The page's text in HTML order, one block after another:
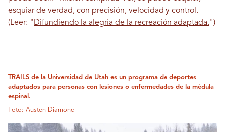
esquiar de verdad, con precisión, velocidad y control.
(Leer: " Difundiendo la alegría de la recreación adaptada.")
TRAILS de la Universidad de Utah es un programa de deportes
adaptados para personas con lesiones o enfermedades de la médula
espinal.
Foto: Austen Diamond